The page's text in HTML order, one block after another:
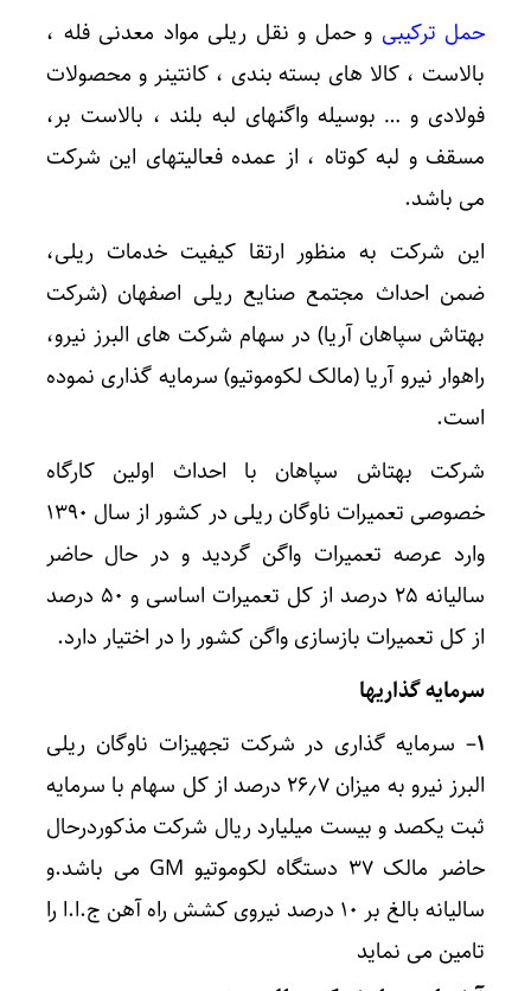
حمل ترکیبی و حمل و نقل ریلی مواد معدنی فله ،
بالاست ، کالا های بسته بندی ، کانتینر و محصولات
فولادی و … بوسیله واگنهای لبه بلند ، بالاست بر،
مسقف و لبه کوتاه ، از عمده فعالیتهای این شرکت
می باشد.
این شرکت به منظور ارتقا کیفیت خدمات ریلی،
ضمن احداث مجتمع صنایع ریلی اصفهان (شرکت
بهتاش سپاهان آریا) در سهام شرکت های البرز نیرو،
راهوار نیرو آریا (مالک لکوموتیو) سرمایه گذاری نموده
است.
شرکت بهتاش سپاهان با احداث اولین کارگاه
خصوصی تعمیرات ناوگان ریلی در کشور از سال ۱۳۹۰
وارد عرصه تعمیرات واگن گردید و در حال حاضر
سالیانه ۲۵ درصد از کل تعمیرات اساسی و ۵۰ درصد
از کل تعمیرات بازسازی واگن کشور را در اختیار دارد.
سرمایه گذاریها
۱– سرمایه گذاری در شرکت تجهیزات ناوگان ریلی
البرز نیرو به میزان ۲۶٫۷ درصد از کل سهام با سرمایه
ثبت یکصد و بیست میلیارد ریال شرکت مذکوردرحال
حاضر مالک ۳۷ دستگاه لکوموتیو GM می باشد.و
سالیانه بالغ بر ۱۰ درصد نیروی کشش راه آهن ج.ا.ا را
تامین می نماید